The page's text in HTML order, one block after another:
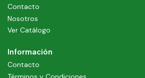
Contacto
Nosotros
Ver Catálogo
Información
Contacto